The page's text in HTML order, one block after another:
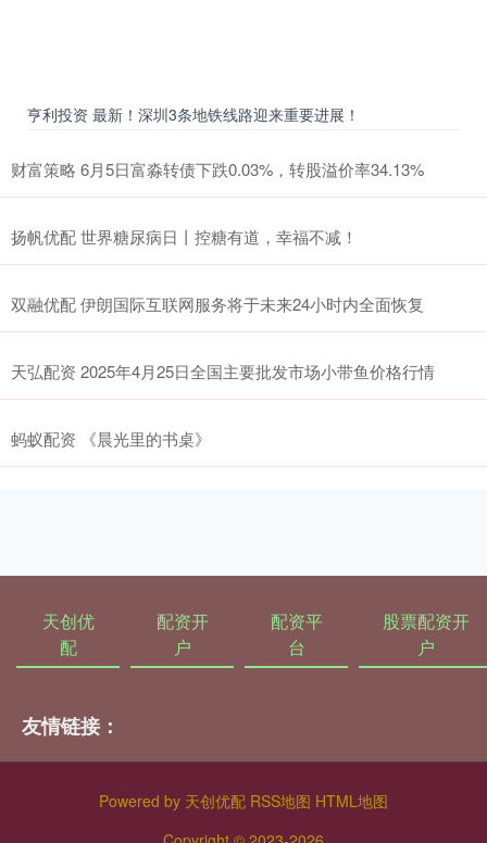
亨利投资 最新！深圳3条地铁线路迎来重要进展！
财富策略 6月5日富淼转债下跌0.03%，转股溢价率34.13%
扬帆优配 世界糖尿病日丨控糖有道，幸福不减！
双融优配 伊朗国际互联网服务将于未来24小时内全面恢复
天弘配资 2025年4月25日全国主要批发市场小带鱼价格行情
蚂蚁配资 《晨光里的书桌》
天创优
配
配资开
户
配资平
台
股票配资开
户
友情链接：
Powered by 天创优配 RSS地图 HTML地图